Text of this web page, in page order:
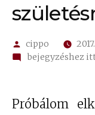
Szerző:
cippo
on
bejegyzéshez
Próbálom